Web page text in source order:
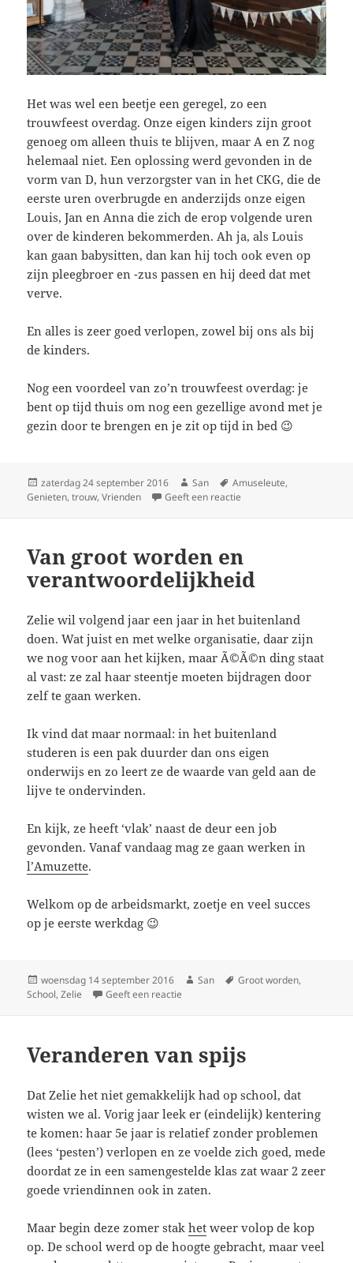
Het was wel een beetje een geregel, zo een
trouwfeest overdag. Onze eigen kinders zijn groot
genoeg om alleen thuis te blijven, maar A en Z nog
helemaal niet. Een oplossing werd gevonden in de
vorm van D, hun verzorgster van in het CKG, die de
eerste uren overbrugde en anderzijds onze eigen
Louis, Jan en Anna die zich de erop volgende uren
over de kinderen bekommerden. Ah ja, als Louis
kan gaan babysitten, dan kan hij toch ook even op
zijn pleegbroer en -zus passen en hij deed dat met
verve.
En alles is zeer goed verlopen, zowel bij ons als bij
de kinders.
Nog een voordeel van zo’n trouwfeest overdag: je
bent op tijd thuis om nog een gezellige avond met je
gezin door te brengen en je zit op tijd in bed 😉
Geplaatst
op
zaterdag 24 september 2016 Auteur
San Tags
Amuseleute,
Genieten,trouw,Vrienden Geeft een reactie
Van groot worden en
verantwoordelijkheid
Zelie wil volgend jaar een jaar in het buitenland
doen. Wat juist en met welke organisatie, daar zijn
we nog voor aan het kijken, maar Ã©Ã©n ding staat
al vast: ze zal haar steentje moeten bijdragen door
zelf te gaan werken.
Ik vind dat maar normaal: in het buitenland
studeren is een pak duurder dan ons eigen
onderwijs en zo leert ze de waarde van geld aan de
lijve te ondervinden.
En kijk, ze heeft ‘vlak’ naast de deur een job
gevonden. Vanaf vandaag mag ze gaan werken in
l’Amuzette.
Welkom op de arbeidsmarkt, zoetje en veel succes
op je eerste werkdag 😉
Geplaatst
op
woensdag 14 september 2016 Auteur
San Tags
Groot worden,
School,Zelie Geeft een reactie
Veranderen van spijs
Dat Zelie het niet gemakkelijk had op school, dat
wisten we al. Vorig jaar leek er (eindelijk) kentering
te komen: haar 5e jaar is relatief zonder problemen
(lees ‘pesten’) verlopen en ze voelde zich goed, mede
doordat ze in een samengestelde klas zat waar 2 zeer
goede vriendinnen ook in zaten.
Maar begin deze zomer stakhet weer volop de kop
op. De school werd op de hoogte gebracht, maar veel